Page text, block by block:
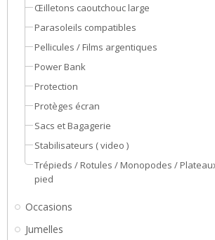
Œilletons caoutchouc large
Parasoleils compatibles
Pellicules / Films argentiques
Power Bank
Protection
Protèges écran
Sacs et Bagagerie
Stabilisateurs ( video )
Trépieds / Rotules / Monopodes /
pied
Occasions
Jumelles